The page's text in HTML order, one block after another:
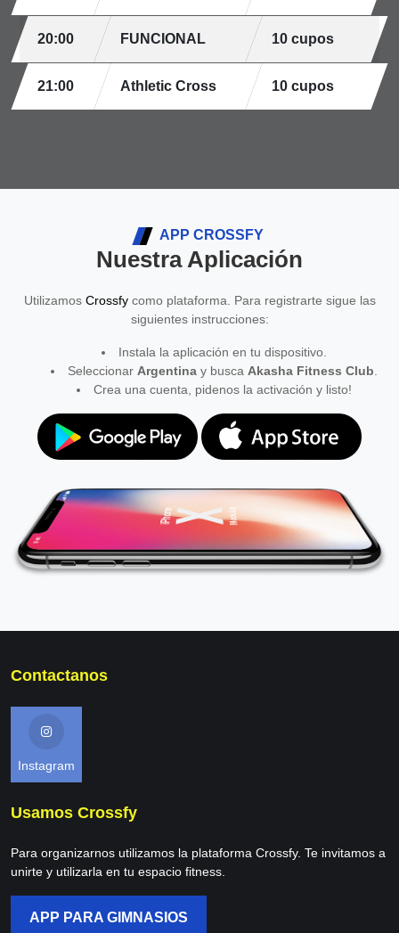
20:00 FUNCIONAL 10 cupos
21:00 Athletic Cross 10 cupos
APP CROSSFY
Nuestra Aplicación
Utilizamos Crossfycomo plataforma. Para registrarte sigue las
siguientes instrucciones:
Instala la aplicación en tu dispositivo.
Seleccionar Argentinay busca Akasha Fitness Club
Crea una cuenta, pidenos la activación y listo!
Contactanos
Instagram
Usamos Crossfy
Para organizarnos utilizamos la plataforma Crossfy. Te invitamos a
unirte y utilizarla en tu espacio fitness.
APP PARA GIMNASIOS